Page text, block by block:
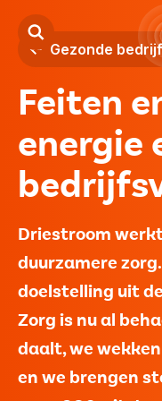
Kind
Jeugd
Volwassenen
Locaties
Over ons
Contact
Verwijzers
Gezonde
Feiten
energie
Driestroom
duurzamere
doelstelling uit
Zorg is nu al
daalt, we
en we brengen